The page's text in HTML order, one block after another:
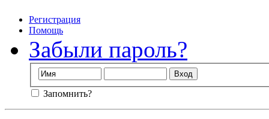
Регистрация
Помощь
Забыли пароль?
Запомнить?